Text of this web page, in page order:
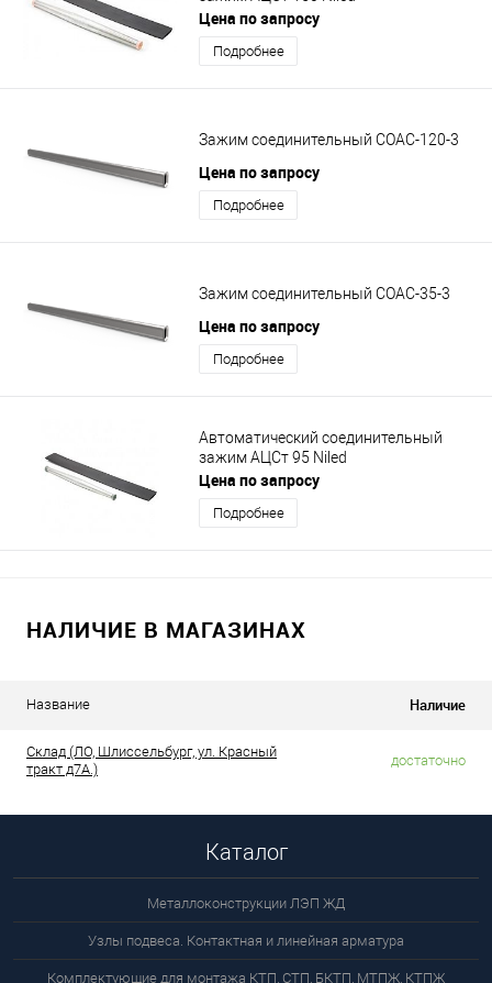
Цена по запросу
Подробнее
Зажим соединительный СОАС-120-3
Цена по запросу
Подробнее
Зажим соединительный СОАС-35-3
Цена по запросу
Подробнее
Автоматический соединительный
зажим АЦСт 95 Niled
Цена по запросу
Подробнее
НАЛИЧИЕ В МАГАЗИНАХ
Название Наличие
Склад (ЛО, Шлиссельбург, ул. Красный
тракт д7А.)
достаточно
Каталог
Металлоконструкции ЛЭП ЖД
Узлы подвеса. Контактная и линейная арматура
Комплектующие для монтажа КТП, СТП, БКТП, МТПЖ, КТПЖ